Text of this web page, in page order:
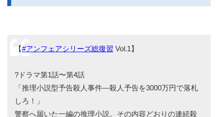
【#アンフェアシリーズ総復習 Vol.1】
?ドラマ第1話〜第4話
「推理小説型予告殺人事件―殺人予告を3000万円で落札
しろ！」
警察へ届いた一編の推理小説。その内容どおりの連続殺